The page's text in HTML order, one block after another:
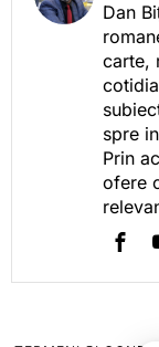
Dan
carte,
spre
Prin
ofere